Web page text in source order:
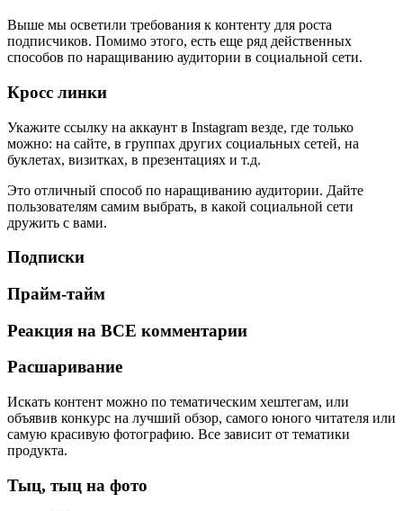
Выше мы осветили требования к контенту для роста
подписчиков. Помимо этого, есть еще ряд действенных
способов по наращиванию аудитории в социальной сети.
Кросс линки
Укажите ссылку на аккаунт в Instagram везде, где только
можно: на сайте, в группах других социальных сетей, на
буклетах, визитках, в презентациях и т.д.
Это отличный способ по наращиванию аудитории. Дайте
пользователям самим выбрать, в какой социальной сети
дружить с вами.
Подписки
Прайм-тайм
Реакция на ВСЕ комментарии
Расшаривание
Искать контент можно по тематическим хештегам, или
объявив конкурс на лучший обзор, самого юного читателя или
самую красивую фотографию. Все зависит от тематики
продукта.
Тыц, тыц на фото